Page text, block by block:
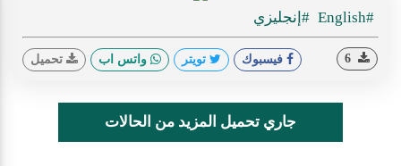
#English #إنجليزي
فيسبوك تويتر واتس اب تحميل
جاري تحميل المزيد من الحالات